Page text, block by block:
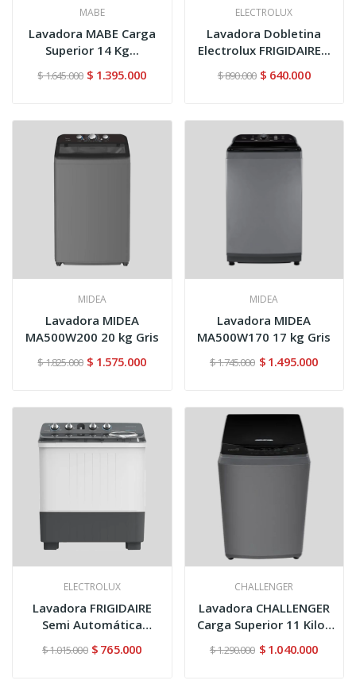
MABE
Lavadora MABE Carga
Superior 14 Kg...
$ 1.645.000 $ 1.395.000
ELECTROLUX
Lavadora Dobletina
Electrolux FRIGIDAIRE...
$ 890.000 $ 640.000
MIDEA
Lavadora MIDEA
MA500W200 20 kg Gris
$ 1.825.000 $ 1.575.000
MIDEA
Lavadora MIDEA
MA500W170 17 kg Gris
$ 1.745.000 $ 1.495.000
ELECTROLUX
Lavadora FRIGIDAIRE
Semi Automática
$ 1.015.000 $ 765.000
CHALLENGER
Lavadora CHALLENGER
Carga Superior 11 Kilos
$ 1.290.000 $ 1.040.000